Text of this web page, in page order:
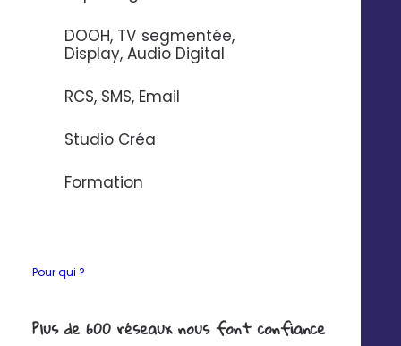
DOOH, TV segmentée,
Display, Audio Digital
RCS, SMS, Email
Studio Créa
Formation
Pour qui ?
Plus de 600 réseaux nous font confiance
Facebook Lead Ads
Instagram Lead Ads